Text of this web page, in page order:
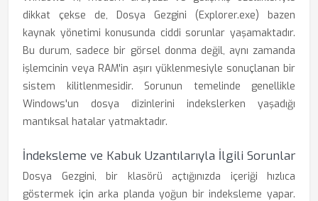
dikkat çekse de, Dosya Gezgini (Explorer.exe) bazen
kaynak yönetimi konusunda ciddi sorunlar yaşamaktadır.
Bu durum, sadece bir görsel donma değil, aynı zamanda
işlemcinin veya RAM'in aşırı yüklenmesiyle sonuçlanan bir
sistem kilitlenmesidir. Sorunun temelinde genellikle
Windows'un dosya dizinlerini indekslerken yaşadığı
mantıksal hatalar yatmaktadır.
İndeksleme ve Kabuk Uzantılarıyla İlgili Sorunlar
Dosya Gezgini, bir klasörü açtığınızda içeriği hızlıca
göstermek için arka planda yoğun bir indeksleme yapar.